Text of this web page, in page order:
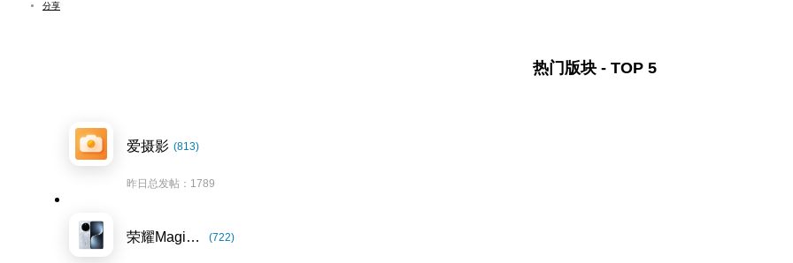
分享
热门版块 - TOP 5
爱摄影 (813)
昨日总发帖：1789
荣耀Magic7系列 (722)